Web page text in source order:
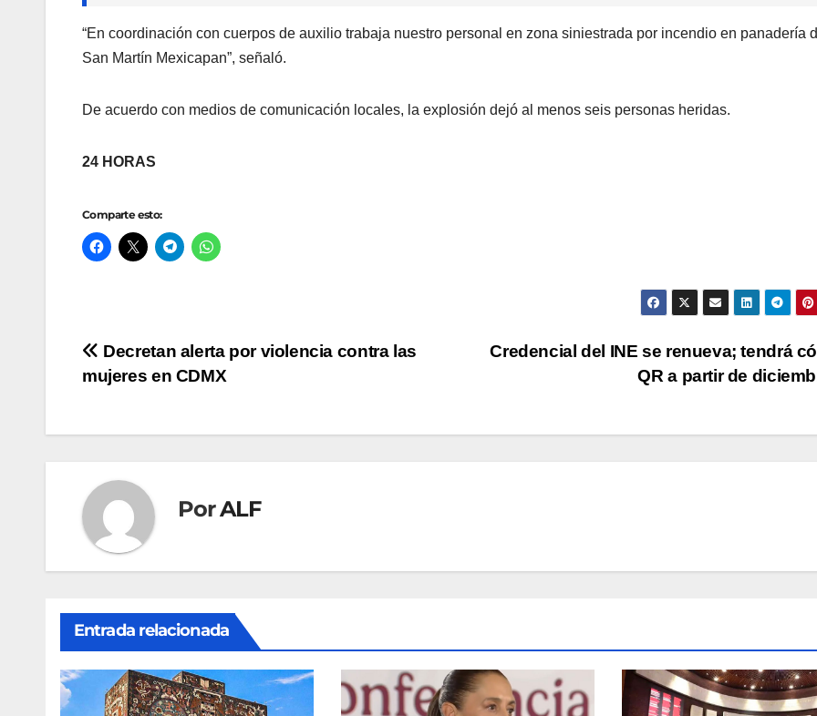
“En coordinación con cuerpos de auxilio trabaja nuestro personal en zona siniestrada por incendio en panadería
San Martín Mexicapan”, señaló.
De acuerdo con medios de comunicación locales, la explosión dejó al menos seis personas heridas.
24 HORAS
Comparte esto:
Navegación
de
entradas
Credencial del INE se renueva; tendrá
QR a partir de
Decretan alerta por violencia contra las
mujeres en CDMX
PorALF
Entrada relacionada